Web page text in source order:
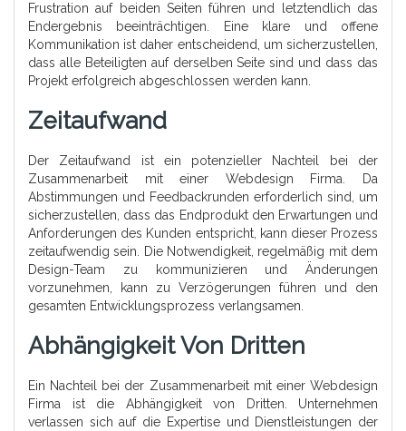
Frustration auf beiden Seiten führen und letztendlich das
Endergebnis beeinträchtigen. Eine klare und offene
Kommunikation ist daher entscheidend, um sicherzustellen,
dass alle Beteiligten auf derselben Seite sind und dass das
Projekt erfolgreich abgeschlossen werden kann.
Zeitaufwand
Der Zeitaufwand ist ein potenzieller Nachteil bei der
Zusammenarbeit mit einer Webdesign Firma. Da
Abstimmungen und Feedbackrunden erforderlich sind, um
sicherzustellen, dass das Endprodukt den Erwartungen und
Anforderungen des Kunden entspricht, kann dieser Prozess
zeitaufwendig sein. Die Notwendigkeit, regelmäßig mit dem
Design-Team zu kommunizieren und Änderungen
vorzunehmen, kann zu Verzögerungen führen und den
gesamten Entwicklungsprozess verlangsamen.
Abhängigkeit Von Dritten
Ein Nachteil bei der Zusammenarbeit mit einer Webdesign
Firma ist die Abhängigkeit von Dritten. Unternehmen
verlassen sich auf die Expertise und Dienstleistungen der